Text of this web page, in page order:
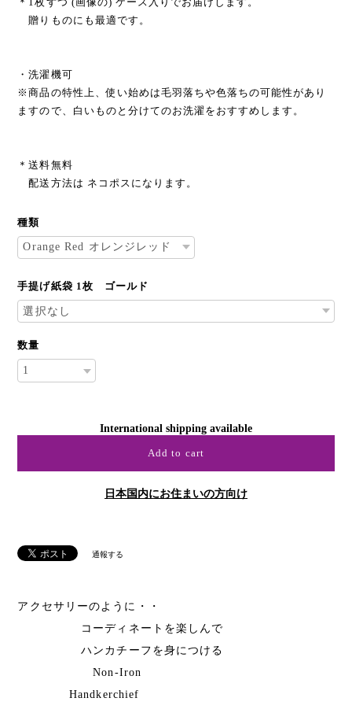
贈りものにも最適です。
・洗濯機可
※商品の特性上、使い始めは毛羽落ちや色落ちの可能性があり
ますので、白いものと分けてのお洗濯をおすすめします。
＊送料無料
配送方法は ネコポスになります。
種類
手提げ紙袋 1枚 ゴールド
数量
International shipping available
Add to cart
日本国内にお住まいの方向け
通報する
アクセサリーのように・・
コーディネートを楽しんで
ハンカチーフを身につける
Non-Iron
Handkerchief